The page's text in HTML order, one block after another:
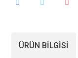
ÜRÜN BILGISI